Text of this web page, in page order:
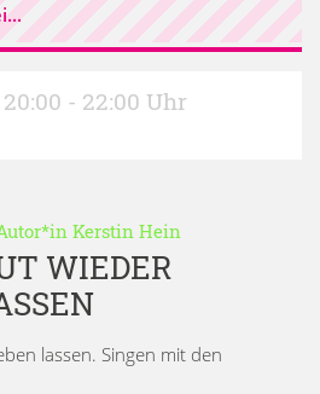
20:00 - 22:00 Uhr
Kerstin Hein
WIEDER
lassen. Singen mit den